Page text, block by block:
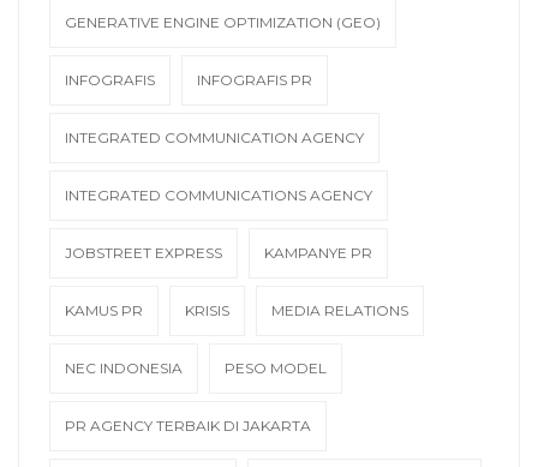
GENERATIVE ENGINE OPTIMIZATION (GEO)
INFOGRAFIS INFOGRAFIS PR
INTEGRATED COMMUNICATION AGENCY
INTEGRATED COMMUNICATIONS AGENCY
JOBSTREET EXPRESS KAMPANYE PR
KAMUS PR KRISIS MEDIA RELATIONS
NEC INDONESIA PESO MODEL
PR AGENCY TERBAIK DI JAKARTA